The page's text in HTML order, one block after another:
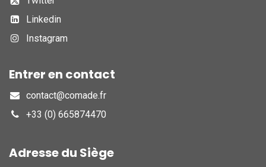
Linkedin
Instagram
Entrer en contact
contact@comade.fr
+33 (0) 665874470
Adresse du Siège